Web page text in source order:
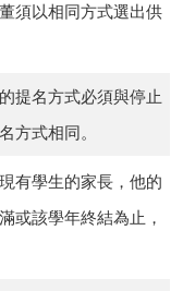
須以相同方式選出供
提名方式必須與停止
方式相同。
有學生的家長，他的
或該學年終結為止，